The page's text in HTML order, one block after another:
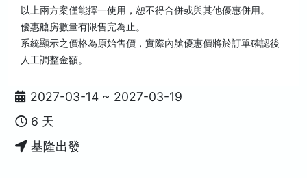
以上兩方案僅能擇一使用，恕不得合併或與其他優惠併用。
優惠艙房數量有限售完為止。
系統顯示之價格為原始售價，實際內艙優惠價將於訂單確認後
人工調整金額。
2027-03-14 ~ 2027-03-19
6 天
基隆出發